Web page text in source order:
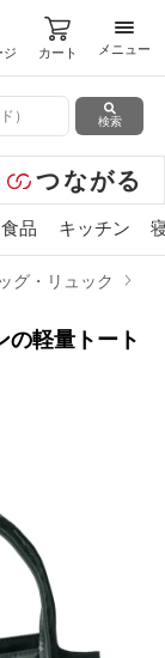
ジ カート
メニ
メニュー
検索
つながる
食品 キッチン
グ・リュック
の軽量トート